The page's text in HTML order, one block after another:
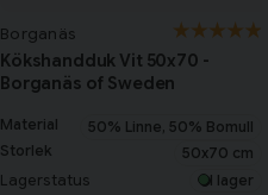
Borganäs
Kökshandduk Vit 50x70 -
Borganäs of Sweden
Material
50% Linne, 50% Bomull
Storlek
50x70 cm
Lagerstatus I lager